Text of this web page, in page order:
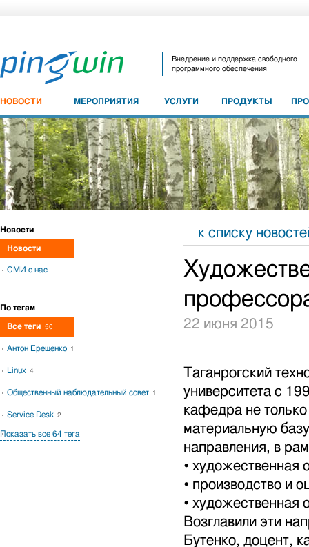
Внедрение и поддержка свободного
программного обеспечения
НОВОСТИ МЕРОПРИЯТИЯ УСЛУГИ ПРОДУКТЫ
к списку
22 июня 2015
Таганрогский
университета с
кафедра не
материальную
направления, в
• художественная
• производство и
• художественная
Возглавили эти
Бутенко, доцент,
Новости
Новости
СМИ о нас
По тегам
Все теги 50
Антон Ерещенко 1
Linux 4
Общественный наблюдательный совет 1
Service Desk 2
Показать все 64 тега